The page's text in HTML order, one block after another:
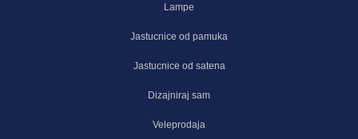
Lampe
Jastucnice od pamuka
Jastucnice od satena
Dizajniraj sam
Veleprodaja